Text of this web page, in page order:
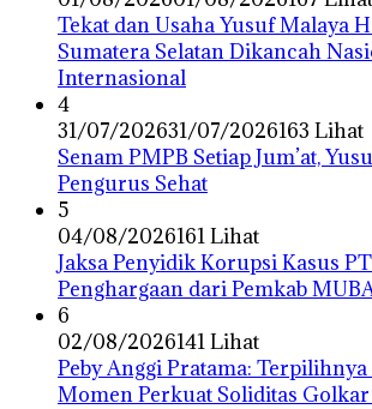
Tekat dan Usaha Yusuf Malaya
Sumatera Selatan Dikancah
Internasional
4
31/07/202631/07/2026163 Lihat
Senam PMPB Setiap Jum’at,
Pengurus Sehat
5
04/08/2026161 Lihat
Jaksa Penyidik Korupsi Kasus
Penghargaan dari Pemkab
6
02/08/2026141 Lihat
Peby Anggi Pratama:
Momen Perkuat Soliditas